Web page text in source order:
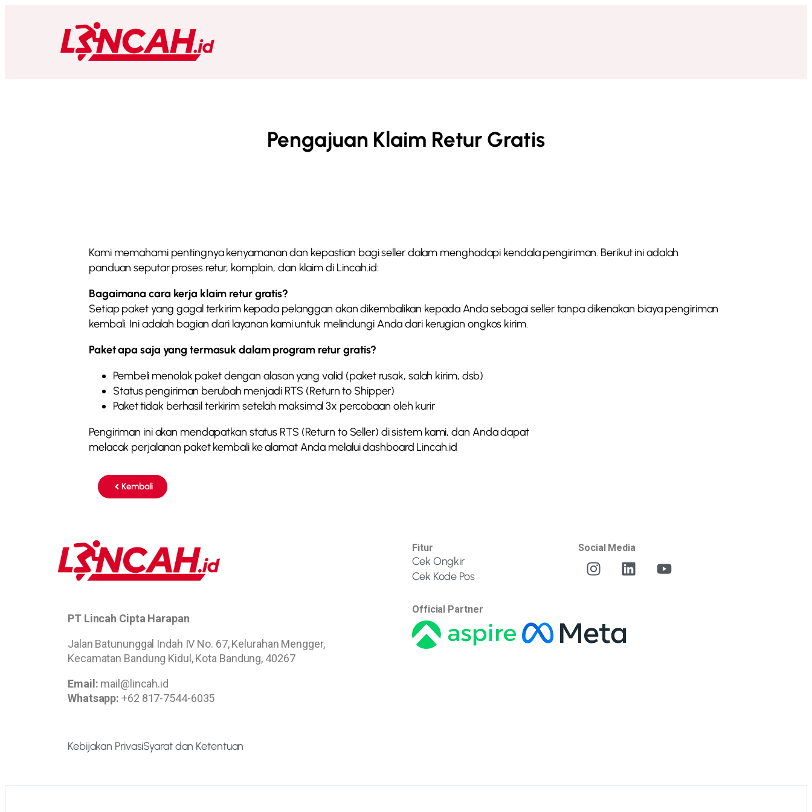
Pengajuan Klaim Retur Gratis
Kami memahami pentingnya kenyamanan dan kepastian bagi seller dalam menghadapi kendala pengiriman. Berikut ini adalah
panduan seputar proses retur, komplain, dan klaim di Lincah.id:
Bagaimana cara kerja klaim retur gratis?
Setiap paket yang gagal terkirim kepada pelanggan akan dikembalikan kepada Anda sebagai seller tanpa dikenakan biaya pengiriman
kembali. Ini adalah bagian dari layanan kami untuk melindungi Anda dari kerugian ongkos kirim.
Paket apa saja yang termasuk dalam program retur gratis?
Pembeli menolak paket dengan alasan yang valid (paket rusak, salah kirim, dsb)
Status pengiriman berubah menjadi RTS (Return to Shipper)
Paket tidak berhasil terkirim setelah maksimal 3x percobaan oleh kurir
Pengiriman ini akan mendapatkan status RTS (Return to Seller) di sistem kami, dan Anda dapat
melacak perjalanan paket kembali ke alamat Anda melalui dashboard Lincah.id
Kembali
PT Lincah Cipta Harapan
Jalan Batununggal Indah IV No. 67, Kelurahan Mengger,
Kecamatan Bandung Kidul, Kota Bandung, 40267
Email: mail@lincah.id
Whatsapp: +62 817-7544-6035
Kebijakan PrivasiSyarat dan Ketentuan
Fitur
Cek Ongkir
Cek Kode Pos
Social Media
Official Partner